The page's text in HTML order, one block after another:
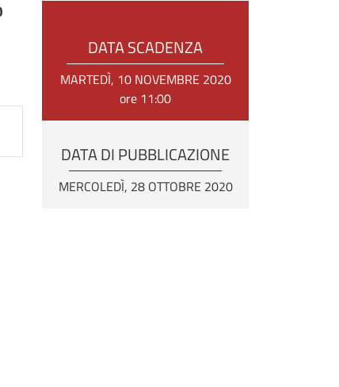
DATA SCADENZA
MARTEDÌ, 10 NOVEMBRE 2020
ore 11:00
DATA DI PUBBLICAZIONE
MERCOLEDÌ, 28 OTTOBRE 2020